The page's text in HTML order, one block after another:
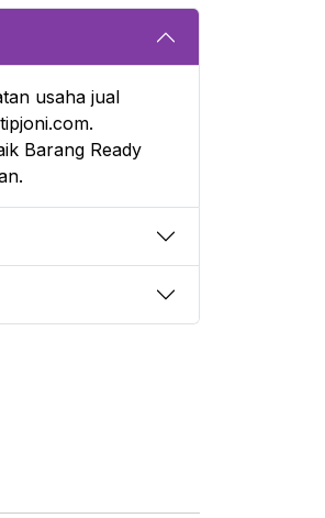
usaha jual
Barang Ready